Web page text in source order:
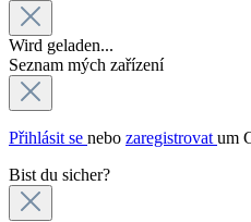
Wird geladen...
Seznam mých zařízení
Přihlásit se nebo zaregistrovat um
Bist du sicher?